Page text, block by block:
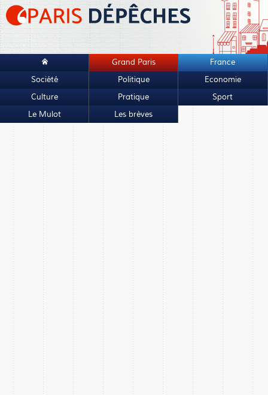
Grand Paris
France
Société
Politique
Economie
Culture
Pratique
Sport
Le Mulot
Les brèves